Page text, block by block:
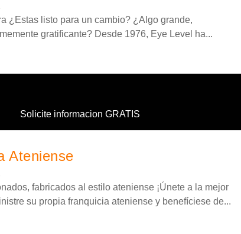
¿Estas listo para un cambio? ¿Algo grande,
gratificante? Desde 1976, Eye Level ha...
Solicite informacion GRATIS
Ateniense
fabricados al estilo ateniense ¡Únete a la mejor
su propia franquicia ateniense y benefíciese de...